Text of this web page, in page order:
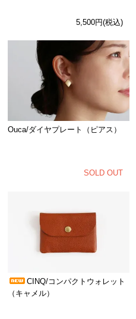
5,500円(税込)
Ouca/ダイヤプレート（ピアス）
SOLD OUT
CINQ/コンパクトウォレット
（キャメル）